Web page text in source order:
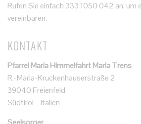
Rufen Sie einfach 333 1050 042 an, um
vereinbaren.
KONTAKT
Pfarrei Maria Himmelfahrt Maria Trens
R.-Maria-Kruckenhauserstraße 2
39040 Freienfeld
Südtirol – Italien